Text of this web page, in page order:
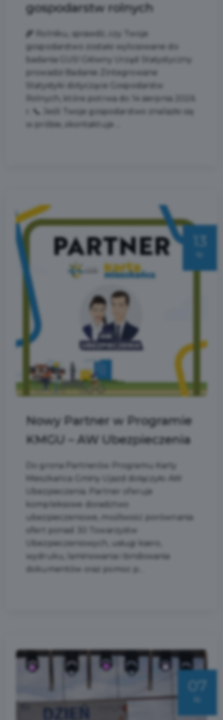
gospodarstw rolnych
🌾 Rolniku, sprawdź, czy Twoje
gospodarstwo zostało wylosowane do
badania GUS! Główny Urząd Statystyczny
prowadzi Badanie Zintegrowane
Statystyki dotyczące Gospodarstw
Rolnych, które potrwa do 14 sierpnia 2026
r. 📞 Jeśli Twoje gospodarstwo znalazło się
w próbie, skontaktuje ...
Nowy Partner w Programie
KMGU – AW Ubezpieczenia
Do grona Partnerów Programu Karty
Mieszkańca Gminy Ujazd dołączyło AW
Ubezpieczenia. Partner oferuje
kompleksowe doradztwo
ubezpieczeniowe, możliwość porównania
ofert ponad 30 Towarzystw
Ubezpieczeniowych, usługi ksero,
wydruku, laminowania i bindowania
dokumentów oraz pomoc p...
07